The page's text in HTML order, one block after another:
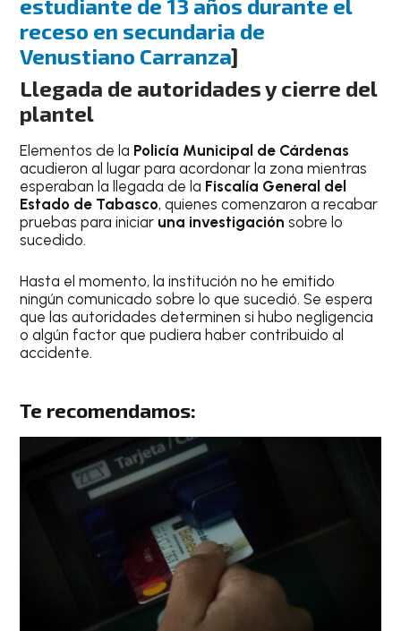
estudiante de 13 años durante el
receso en secundaria de
Venustiano Carranza]
Llegada de autoridades y cierre del
plantel
Elementos de la Policía Municipal de Cárdenas
acudieron al lugar para acordonar la zona mientras
esperaban la llegada de la Fiscalía General del
Estado de Tabasco, quienes comenzaron a recabar
pruebas para iniciar una investigación sobre lo
sucedido.
Hasta el momento, la institución no he emitido
ningún comunicado sobre lo que sucedió. Se espera
que las autoridades determinen si hubo negligencia
o algún factor que pudiera haber contribuido al
accidente.
Te recomendamos: